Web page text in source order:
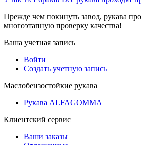
Прежде чем покинуть завод, рукава
многоэтапную проверку качества!
Ваша учетная запись
Войти
Создать учетную запись
Маслобензостойкие рукава
Рукава ALFAGOMMA
Клиентский сервис
Ваши заказы